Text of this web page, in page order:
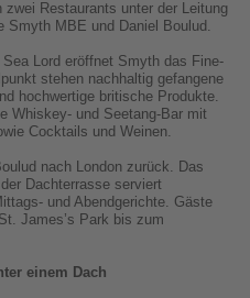
Restaurants unter der Leitung
Smyth MBE und Daniel Boulud.
Lord eröffnet Smyth das Fine-
stehen nachhaltig gefangene
hochwertige britische Produkte.
Whiskey- und Seetang-Bar mit
Cocktails und Weinen.
nach London zurück. Das
Dachterrasse serviert
und Abendgerichte. Gäste
James’s Park bis zum
einem Dach